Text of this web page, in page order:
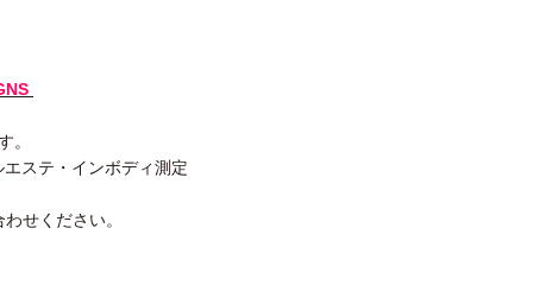
。
ステ・インボディ測定
せください。